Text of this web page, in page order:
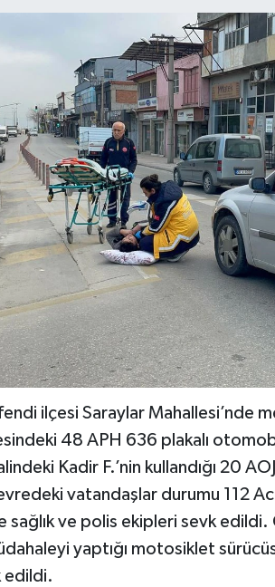
ilçesi Saraylar Mahallesi’nde
48 APH 636 plakalı
Kadir F.’nin kullandığı 20
vatandaşlar durumu 112
sağlık ve polis ekipleri sevk edildi.
yaptığı motosiklet
edildi.